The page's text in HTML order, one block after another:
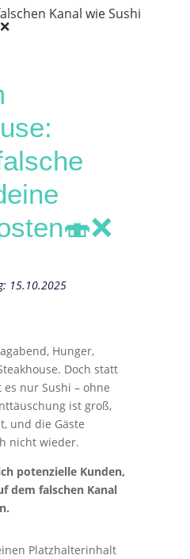
Kanal wie Sushi
🍣❌️
15.10.2025
Hunger,
Doch statt
nur Sushi – ohne
ist groß,
und die Gäste
nicht wieder.
potenzielle Kunden,
dem falschen Kanal
Platzhalterinhalt